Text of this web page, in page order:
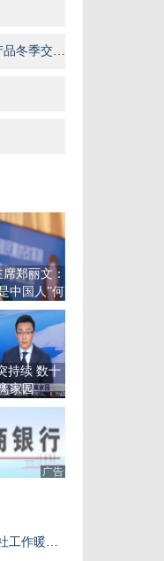
2025年第28届中国(海南)国际热带农产品冬季交易会
郑丽文：
中国人”何
罪
持续 数十
家园
广告
织密民生保障网、优化人才服务 海南人社工作暖民心强支撑